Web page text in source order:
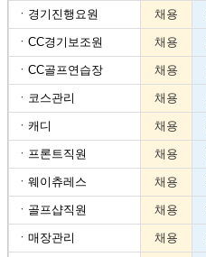
ㆍ 경기진행요원 채용
ㆍ CC경기보조원 채용
ㆍ CC골프연습장 채용
ㆍ 코스관리 채용
ㆍ 캐디 채용
ㆍ 프론트직원 채용
ㆍ 웨이츄레스 채용
ㆍ 골프샵직원 채용
ㆍ 매장관리 채용